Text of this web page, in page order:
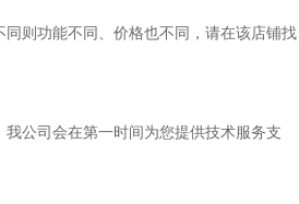
则功能不同、价格也不同，请在该店铺找
公司会在第一时间为您提供技术服务支